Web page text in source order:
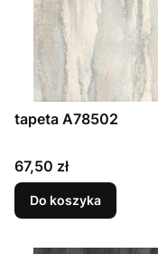
tapeta A78502
Cena
67,50 zł
Do koszyka